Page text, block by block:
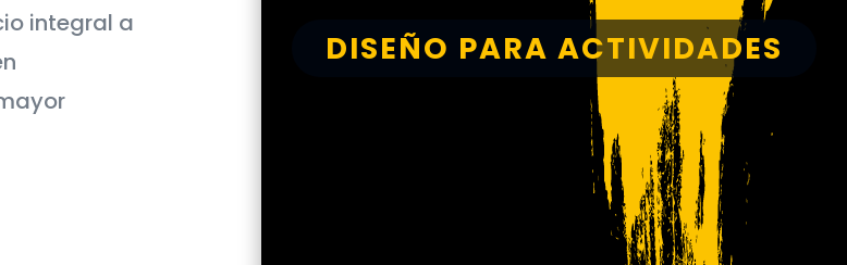
integral a
DISEÑO PARA ACTIVIDADES